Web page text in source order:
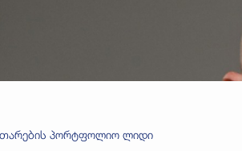
პორტფოლიო ლიდი